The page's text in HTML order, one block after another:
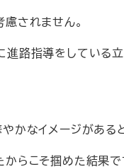
されません。
路指導をしている
かなイメージがある
らこそ掴めた結果で